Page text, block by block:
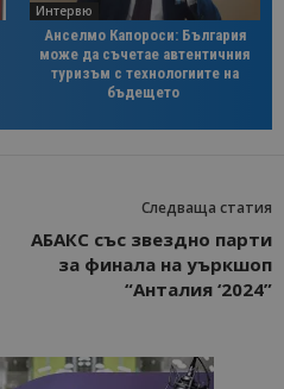
Интервю
Анселмо Капороси: България
може да съчетае автентичния
туризъм с технологиите на
бъдещето
Следваща статия
АБАКС със звездно парти
за финала на уъркшоп
“Анталия ‘2024”